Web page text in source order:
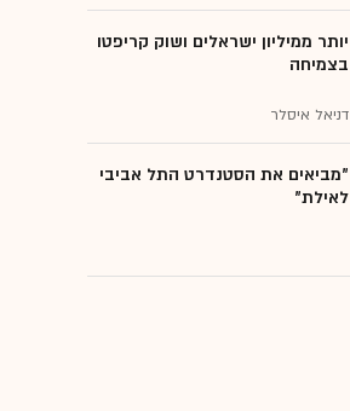
יותר ממיליון ישראלים ושוק קריפטו
בצמיחה
דניאל איסלר
"מביאים את הסטנדרט התל אביבי
לאילת"